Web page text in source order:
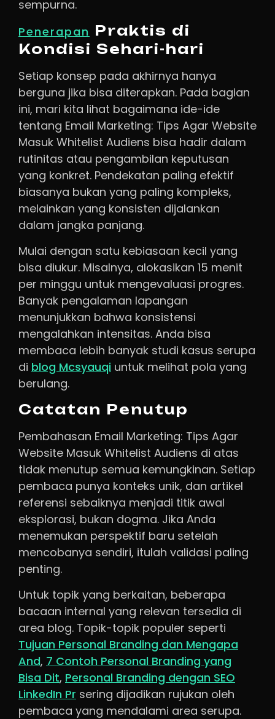
sempurna.
Penerapan Praktis di
Kondisi Sehari-hari
Setiap konsep pada akhirnya hanya
berguna jika bisa diterapkan. Pada bagian
ini, mari kita lihat bagaimana ide-ide
tentang Email Marketing: Tips Agar Website
Masuk Whitelist Audiens bisa hadir dalam
rutinitas atau pengambilan keputusan
yang konkret. Pendekatan paling efektif
biasanya bukan yang paling kompleks,
melainkan yang konsisten dijalankan
dalam jangka panjang.
Mulai dengan satu kebiasaan kecil yang
bisa diukur. Misalnya, alokasikan 15 menit
per minggu untuk mengevaluasi progres.
Banyak pengalaman lapangan
menunjukkan bahwa konsistensi
mengalahkan intensitas. Anda bisa
membaca lebih banyak studi kasus serupa
di blog Mcsyauqi untuk melihat pola yang
berulang.
Catatan Penutup
Pembahasan Email Marketing: Tips Agar
Website Masuk Whitelist Audiens di atas
tidak menutup semua kemungkinan. Setiap
pembaca punya konteks unik, dan artikel
referensi sebaiknya menjadi titik awal
eksplorasi, bukan dogma. Jika Anda
menemukan perspektif baru setelah
mencobanya sendiri, itulah validasi paling
penting.
Untuk topik yang berkaitan, beberapa
bacaan internal yang relevan tersedia di
area blog. Topik-topik populer seperti
Tujuan Personal Branding dan Mengapa
And, 7 Contoh Personal Branding yang
Bisa Dit, Personal Branding dengan SEO
LinkedIn Pr sering dijadikan rujukan oleh
pembaca yang mendalami area serupa.